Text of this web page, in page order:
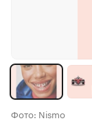
Фото: Nismo